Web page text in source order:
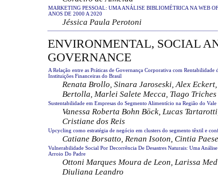
MARKETING PESSOAL: UMA ANÁLISE BIBLIOMÉTRICA NA WEB
ANOS DE 2000 A 2020
Jéssica Paula Perotoni
ENVIRONMENTAL, SOCIAL
GOVERNANCE
A Relação entre as Práticas de Governança Corporativa com Rentabilidade
Instituições Financeiras do Brasil
Renata Brollo, Sinara Jaroseski, Alex
Bertolla, Marlei Salete Mecca, Tiago
Sustentabilidade em Empresas do Segmento Alimentício na Região do Vale
Vanessa Roberta Bohn Böck, Lucas
Cristiane dos Reis
Upcycling como estratégia de negócio em clusters do segmento têxtil e
Catiane Borsatto, Renan Isoton, Cintia
Vulnerabilidade Social Por Decorrência De Desastres Naturais: Uma
Arroio Do Padre
Ottoni Marques Moura de Leon, Larissa
Diuliana Leandro